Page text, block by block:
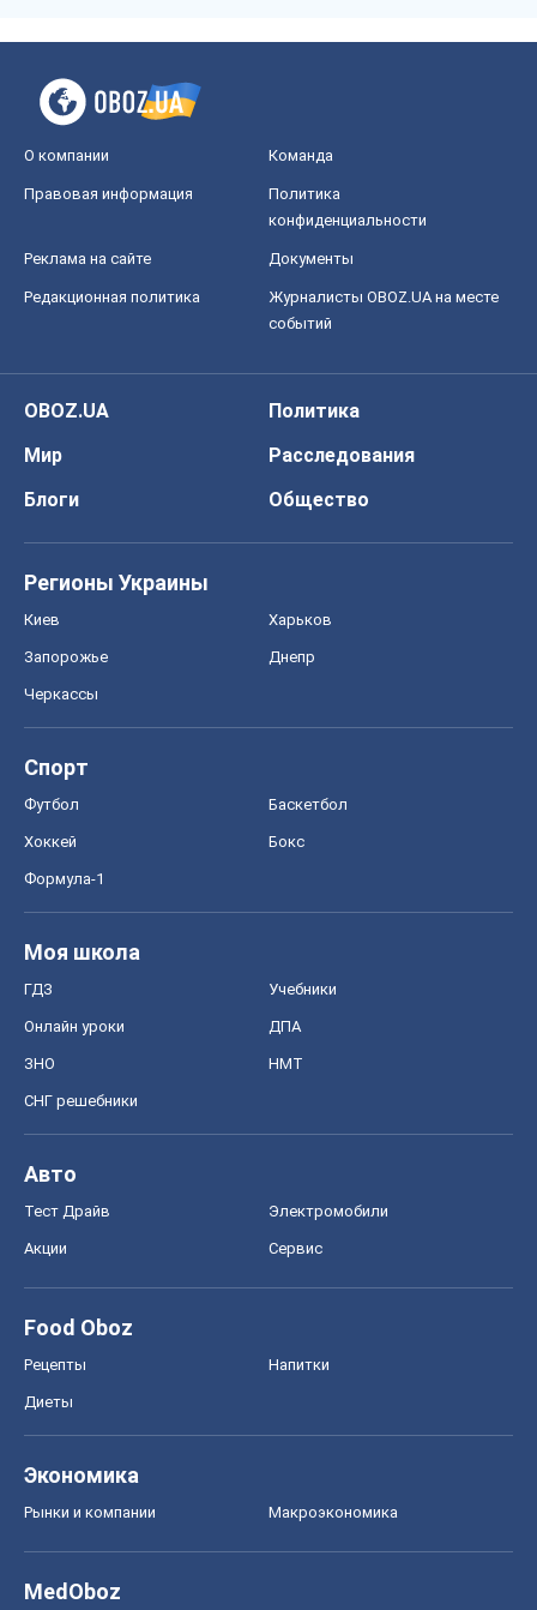
О компании Команда
Правовая информация
Политика
конфиденциальности
Реклама на сайте Документы
Редакционная политика
Журналисты OBOZ.UA на месте
событий
OBOZ.UA
Политика
Мир
Расследования
Блоги
Общество
Регионы Украины
Киев Харьков
Запорожье Днепр
Черкассы
Спорт
Футбол Баскетбол
Хоккей Бокс
Формула-1
Моя школа
ГДЗ Учебники
Онлайн уроки ДПА
ЗНО НМТ
СНГ решебники
Авто
Тест Драйв Электромобили
Акции Сервис
Food Oboz
Рецепты Напитки
Диеты
Экономика
Рынки и компании Mакроэкономика
MedOboz